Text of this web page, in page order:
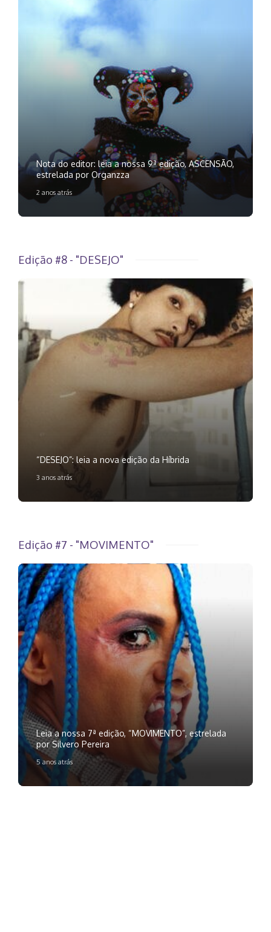
Nota do editor: leia a nossa 9ª edição, ASCENSÃO,
estrelada por Organzza
2 anos atrás
Edição #8 - "DESEJO"
“DESEJO”: leia a nova edição da Híbrida
3 anos atrás
Edição #7 - "MOVIMENTO"
Leia a nossa 7ª edição, “MOVIMENTO”, estrelada
por Silvero Pereira
5 anos atrás